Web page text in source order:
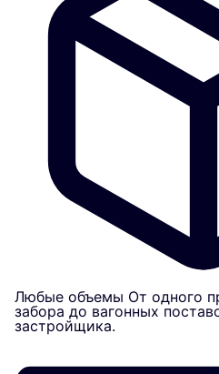
Любые объемы От одного
забора до вагонных
застройщика.